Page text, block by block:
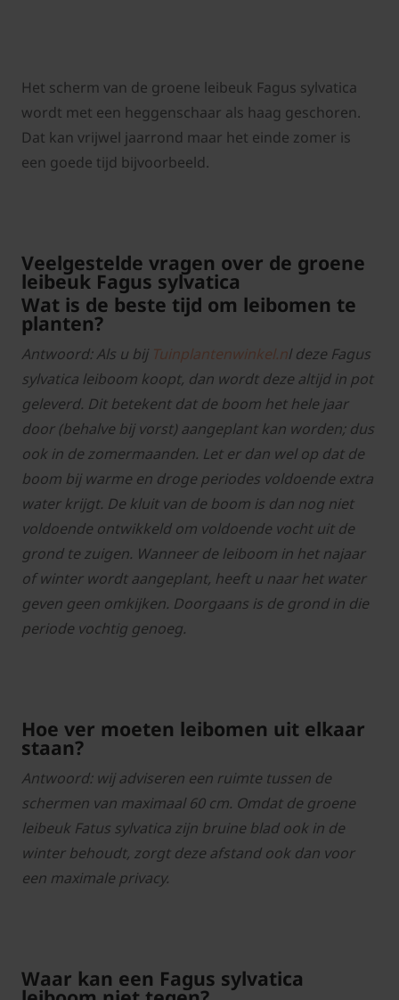
Het scherm van de groene leibeuk Fagus sylvatica
wordt met een heggenschaar als haag geschoren.
Dat kan vrijwel jaarrond maar het einde zomer is
een goede tijd bijvoorbeeld.
Veelgestelde vragen over de groene
leibeuk Fagus sylvatica
Wat is de beste tijd om leibomen te
planten?
Antwoord: Als u bijTuinplantenwinkel.nl deze Fagus
sylvatica leiboom koopt, dan wordt deze altijd in pot
geleverd. Dit betekent dat de boom het hele jaar
door (behalve bij vorst) aangeplant kan worden; dus
ook in de zomermaanden. Let er dan wel op dat de
boom bij warme en droge periodes voldoende extra
water krijgt. De kluit van de boom is dan nog niet
voldoende ontwikkeld om voldoende vocht uit de
grond te zuigen. Wanneer de leiboom in het najaar
of winter wordt aangeplant, heeft u naar het water
geven geen omkijken. Doorgaans is de grond in die
periode vochtig genoeg.
Hoe ver moeten leibomen uit elkaar
staan?
Antwoord: wij adviseren een ruimte tussen de
schermen van maximaal 60 cm. Omdat de groene
leibeuk Fatus sylvatica zijn bruine blad ook in de
winter behoudt, zorgt deze afstand ook dan voor
een maximale privacy.
Waar kan een Fagus sylvatica